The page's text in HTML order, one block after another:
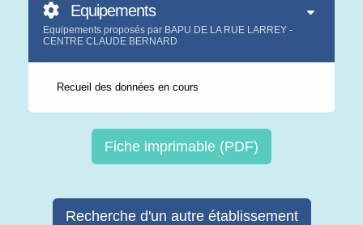
Equipements
Equipements proposés par BAPU DE LA RUE LARREY -
CENTRE CLAUDE BERNARD
Recueil des données en cours
Fiche imprimable (PDF)
Recherche d'un autre établissement